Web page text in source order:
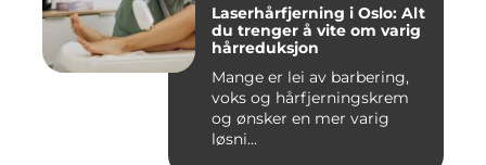
Laserhårfjerning i Oslo: Alt
du trenger å vite om varig
hårreduksjon
Mange er lei av barbering,
voks og hårfjerningskrem
og ønsker en mer varig
løsni...